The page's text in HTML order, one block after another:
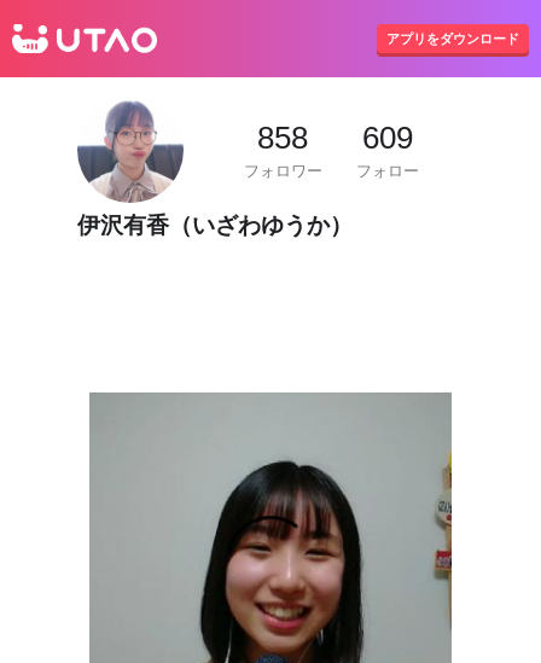
アプリをダウンロード
858
フォロワー
609
フォロー
伊沢有香（いざわゆうか）